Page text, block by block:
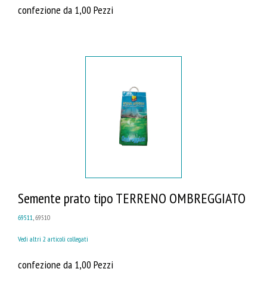
confezione da 1,00 Pezzi
Semente prato tipo TERRENO OMBREGGIATO
69511, 69510
Vedi altri 2 articoli collegati
confezione da 1,00 Pezzi